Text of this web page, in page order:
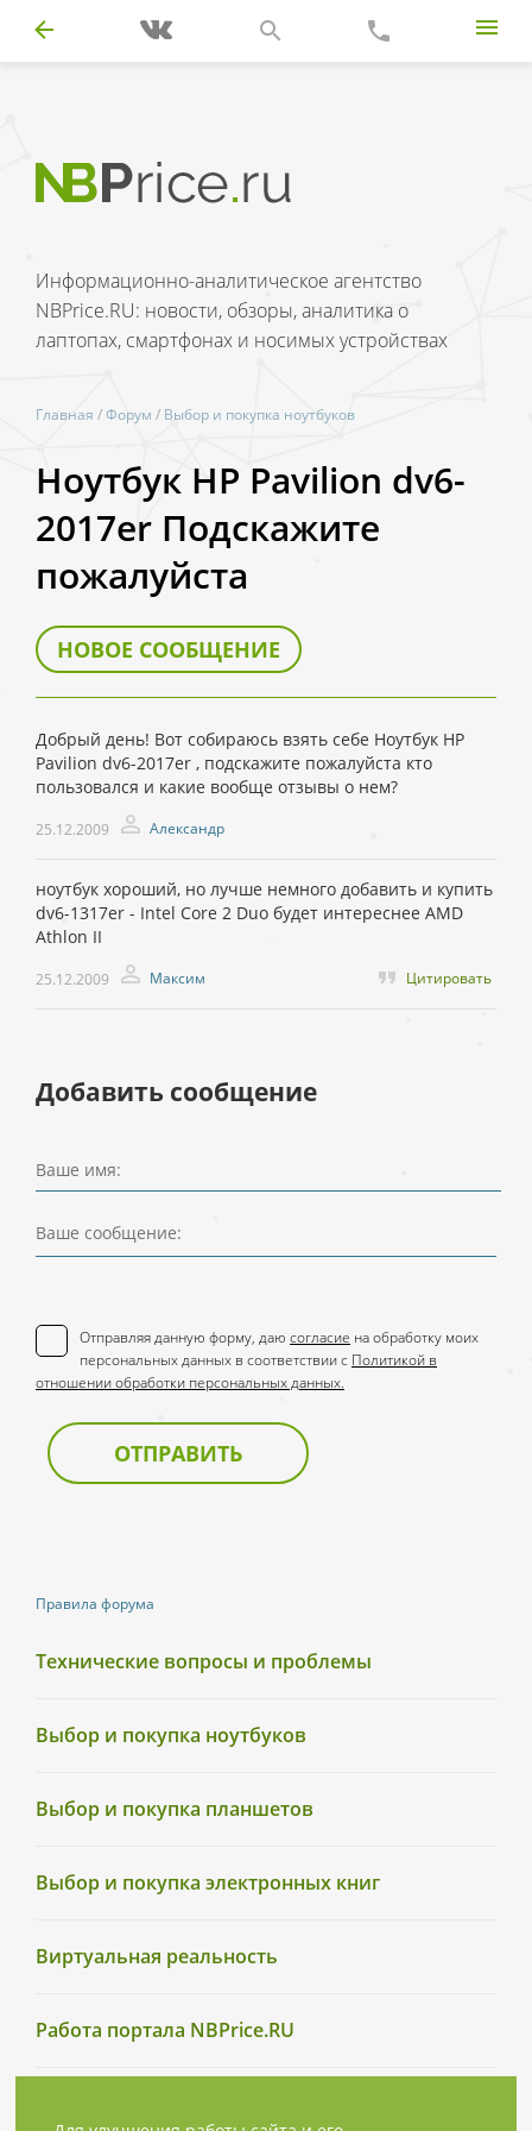
Информационно-аналитическое агентство
NBPrice.RU: новости, обзоры, аналитика о
лаптопах, смартфонах и носимых устройствах
Правила форума
Технические вопросы и проблемы
Выбор и покупка ноутбуков
Выбор и покупка планшетов
Выбор и покупка электронных книг
Виртуальная реальность
Работа портала NBPrice.RU
Главная /Форум / Выбор и покупка ноутбуков
Ноутбук HP Pavilion dv6-
2017er Подскажите
пожалуйста
НОВОЕ СООБЩЕНИЕ
Добрый день! Вот собираюсь взять себе Ноутбук HP
Pavilion dv6-2017er , подскажите пожалуйста кто
пользовался и какие вообще отзывы о нем?
25.12.2009 Александр
ноутбук хороший, но лучше немного добавить и купить
dv6-1317er - Intel Core 2 Duo будет интереснее AMD
Athlon II
25.12.2009 Максим Цитировать
Добавить сообщение
Ваше имя:
Ваше сообщение:
Отправляя данную форму, даю согласие на обработку моих
персональных данных в соответствии с Политикой в
отношении обработки персональных данных.
ОТПРАВИТЬ